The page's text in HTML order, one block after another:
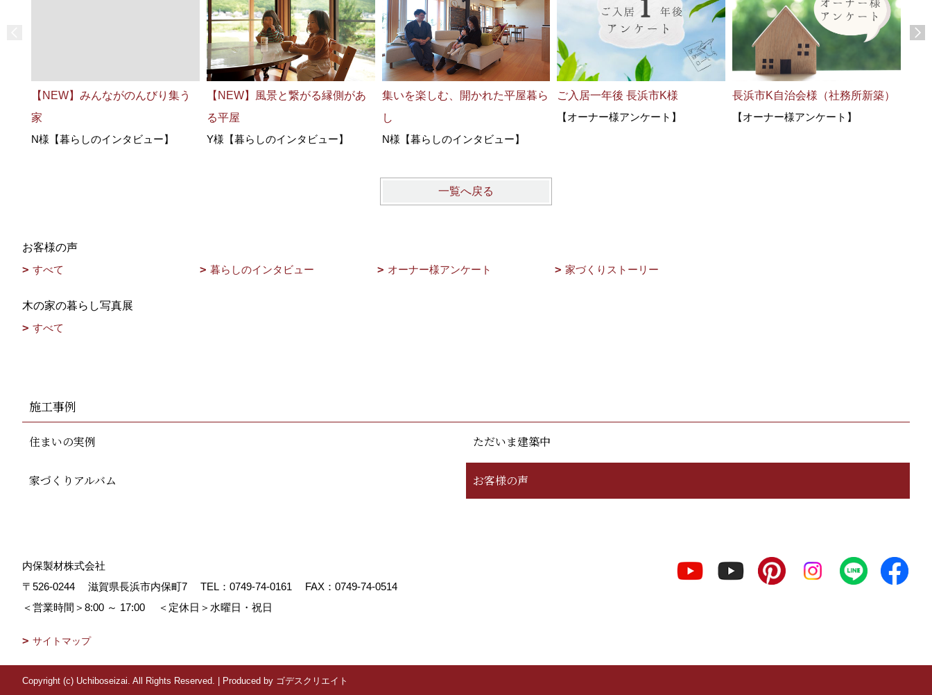
【NEW】みんながのんびり集う
家
N様【暮らしのインタビュー】
【NEW】風景と繋がる縁側があ
る平屋
Y様【暮らしのインタビュー】
集いを楽しむ、開かれた平屋暮ら
し
N様【暮らしのインタビュー】
ご入居一年後 長浜市K様
【オーナー様アンケート】
長浜市K自治会様（社務所新築）
【オーナー様アンケート】
一覧へ戻る
お客様の声
すべて
暮らしのインタビュー オーナー様アンケート 家づくりストーリー
木の家の暮らし写真展
すべて
施工事例
住まいの実例 ただいま建築中
家づくりアルバム お客様の声
内保製材株式会社
〒526-0244
滋賀県長浜市内保町7 TEL： 0749-74-0161
FAX：0749-74-0514
＜営業時間＞8:00 ～ 17:00
＜定休日＞水曜日・祝日
サイトマップ
Copyright (c) Uchiboseizai. All Rights Reserved. Produced by ゴデスクリエイト